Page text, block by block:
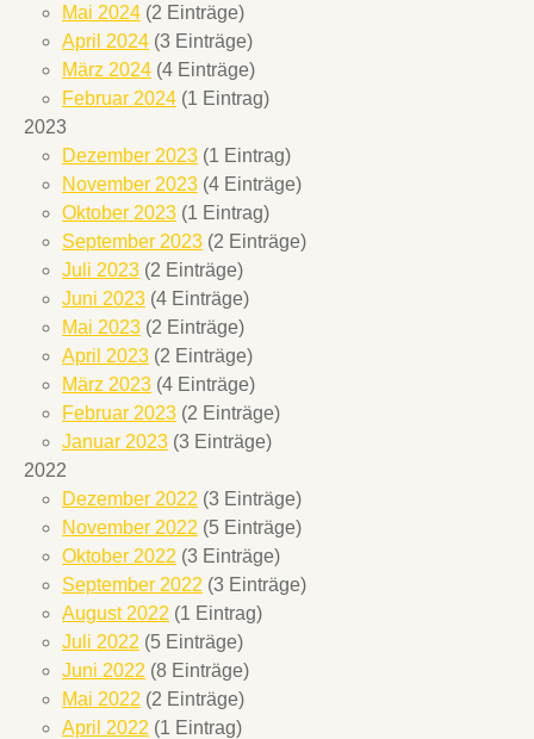
Mai 2024 (2 Einträge)
April 2024 (3 Einträge)
März 2024 (4 Einträge)
Februar 2024 (1 Eintrag)
2023
Dezember 2023 (1 Eintrag)
November 2023 (4 Einträge)
Oktober 2023 (1 Eintrag)
September 2023 (2 Einträge)
Juli 2023 (2 Einträge)
Juni 2023 (4 Einträge)
Mai 2023 (2 Einträge)
April 2023 (2 Einträge)
März 2023 (4 Einträge)
Februar 2023 (2 Einträge)
Januar 2023 (3 Einträge)
2022
Dezember 2022 (3 Einträge)
November 2022 (5 Einträge)
Oktober 2022 (3 Einträge)
September 2022 (3 Einträge)
August 2022 (1 Eintrag)
Juli 2022 (5 Einträge)
Juni 2022 (8 Einträge)
Mai 2022 (2 Einträge)
April 2022 (1 Eintrag)